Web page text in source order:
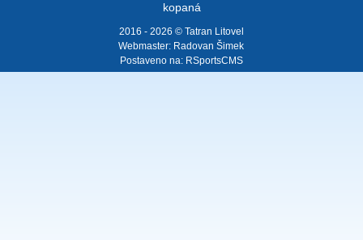
kopaná
2016 - 2026 © Tatran Litovel
Webmaster: Radovan Šimek
Postaveno na: RSportsCMS